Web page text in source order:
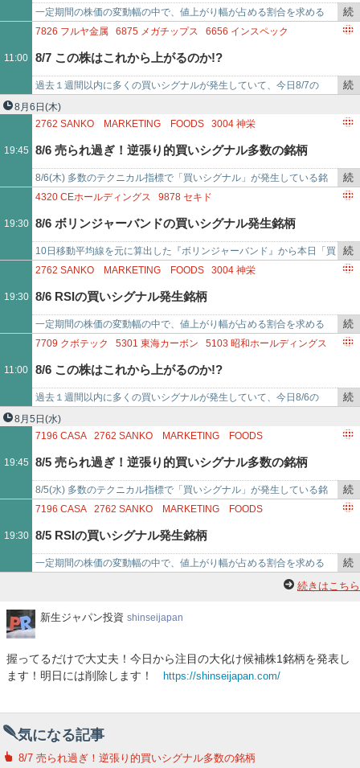
事
で
6085アーキテクツ・スタジオ・ジャパン
6544 ジャパンエレベーターサービスホールディングス
一定期間の株価の変動幅の中で、値上がり幅が占める割合を求める
『RSI』にて、本日「買いシグナル」が発生した銘柄をまとめまし
続
き
事
11:00
7826 フルヤ金属 6875 メガチップス 6656 インスペック
レゾナック・ホールディングス
インフロニア・ホールディングス
8132シナネンホールディングス 2376サイネックス
5644メタルアート
8/7 この株はこれから上がるのか!?
過去１週間以内に多くの買いシグナルが発生していて、今日8/7の
11:00時点で上がり始めたと思われる銘柄です。「フルヤ金属(7826)
には7/30に…
続
を
で
8月6日 (木)
19:45
2762 SANKO MARKETING FOODS 3004 神栄
トミタ電機 4320 CEホールディングス 9878 セキド
2267 ヤクルト本社 2404
鉄人化ホールディングス
2533オエノンホールディングス 3395サンマルクホールディングス
3463 いちごホテルリート投資法人
8/6 売られ過ぎ！逆張り的買いシグナル多数の銘柄
8/6(木) 多数のテクニカル指標で「買いシグナル」が発生している銘
柄！「ＳＡＮＫＯ ＭＡＲＫＥＴＩＮＧ ＦＯＯＤＳ(2762)に買いシグ
続
き
事
で
19:30
4320 CEホールディングス 9878 セキド
鉄人化ホールディングス 2533
オエノンホールディングス
サンマルクホールディングス 4310 ドリームインキュベータ
9402中部日本放送 3892岡山製紙 4548生化学工業
5607 中央可鍛工業
8/6 ボリンジャーバンドの買いシグナル発生銘柄
10日移動平均線を元に算出した『ボリンジャーバンド』から本日「買
いシグナル」が発生した銘柄をまとめました。「ＣＥホールディング
続
き
事
で
19:30
2762 SANKO MARKETING FOODS 3004 神栄
CEホールディングス 9878
セキド
鉄人化ホールディングス 3395 サンマルクホールディングス
3463いちごホテルリート投資法人
3662 エイチームホールディングス 7578 ニチリョク
8/6 RSIの買いシグナル発生銘柄
一定期間の株価の変動幅の中で、値上がり幅が占める割合を求める
『RSI』にて、本日「買いシグナル」が発生した銘柄をまとめまし
続
き
事
11:00
7709 クボテック 5301 東海カーボン 5103 昭和ホールディングス
ヒーハイスト 第一工業製薬
SBI新生銀行 8783 ABC 3686 ディー・エル・イー
8/6 この株はこれから上がるのか!?
過去１週間以内に多くの買いシグナルが発生していて、今日8/6の
11:00時点で上がり始めたと思われる銘柄です。「クボテック(7709)
には7/30に…
続
を
で
8月5日 (水)
19:45
7196 CASA 2762 SANKO MARKETING FOODS
バルニバービ 3662エイチームホールディングス
3930 はてな 3931
バリューゴルフ
4886あすか製薬ホールディングス 5075アップコン
2341 アルバイトタイムス 3470マリモ地方創生リート投資法人
8/5 売られ過ぎ！逆張り的買いシグナル多数の銘柄
8/5(水) 多数のテクニカル指標で「買いシグナル」が発生している銘
柄！「Ｃａｓａ(7196)に買いシグナル 8コ」「ＳＡＮＫＯ ＭＡＲＫＥ
続
き
事
19:30
7196 CASA 2762 SANKO MARKETING FOODS
バルニバービ 3662
エイチームホールディングス
はてな 3931
バリューゴルフ
4886あすか製薬ホールディングス 5075アップコン
TRUE DATA
8/5 RSIの買いシグナル発生銘柄
一定期間の株価の変動幅の中で、値上がり幅が占める割合を求める
『RSI』にて、本日「買いシグナル」が発生した銘柄をまとめまし
続
き
続きはこちら
新
ャ
パ
新生ジャパン投資 shinseijapan
握ってるだけで大丈夫！今日から注目の大化け候補株1銘柄を発表し
ます！明日には削除します！
https://shinseijapan.com/
気になる記事
8/7 売られ過ぎ！逆張り的買いシグナル多数の銘柄